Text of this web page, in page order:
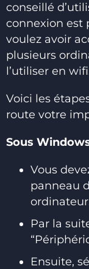
conseillé
connexion est
voulez avoir
plusieurs
l’utiliser en
Voici les
route votre
Sous
Vous
panneau
Par la
Ensuite,